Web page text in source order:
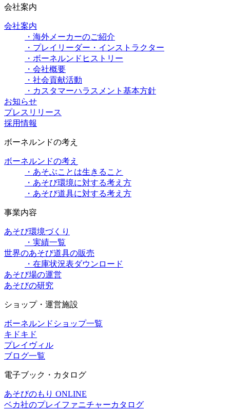
会社案内
会社案内
・海外メーカーのご紹介
・プレイリーダー・インストラクター
・ボーネルンドヒストリー
・会社概要
・社会貢献活動
・カスタマーハラスメント基本方針
お知らせ
プレスリリース
採用情報
ボーネルンドの考え
ボーネルンドの考え
・あそぶことは生きること
・あそび環境に対する考え方
・あそび道具に対する考え方
事業内容
あそび環境づくり
・実績一覧
世界のあそび道具の販売
・在庫状況表ダウンロード
あそび場の運営
あそびの研究
ショップ・運営施設
ボーネルンドショップ一覧
キドキド
プレイヴィル
ブログ一覧
電子ブック・カタログ
あそびのもり ONLINE
ベカ社のプレイファニチャーカタログ